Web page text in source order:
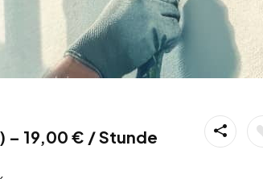
– 19,00 € / Stunde